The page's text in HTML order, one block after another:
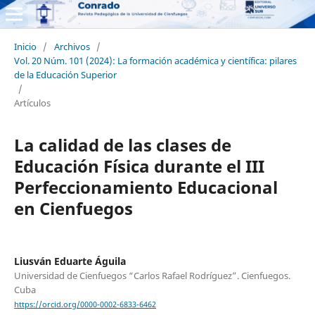
Inicio / Archivos /
Vol. 20 Núm. 101 (2024): La formación académica y científica: pilares
de la Educación Superior
/
Artículos
La calidad de las clases de
Educación Física durante el III
Perfeccionamiento Educacional
en Cienfuegos
Liusván Eduarte Águila
Universidad de Cienfuegos “Carlos Rafael Rodríguez”. Cienfuegos.
Cuba
https://orcid.org/0000-0002-6833-6462